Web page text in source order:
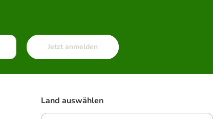
Jetzt anmelden
Land auswählen